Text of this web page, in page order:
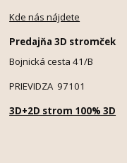
Kde nás nájdete
Predajňa 3D stromček
Bojnická cesta 41/B
PRIEVIDZA 97101
3D+2D strom 100% 3D